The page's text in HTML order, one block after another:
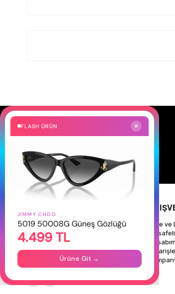
Hakkımızda
Gizlilik Politikası
İletişim
Mağazalarımız
Takipte Kal
İade ve
Hesabım
FLASH ÜRÜN ✕
JIMMY CHOO
5019 50008G Güneş Gözlüğü
4.499 TL
Ürüne Git →